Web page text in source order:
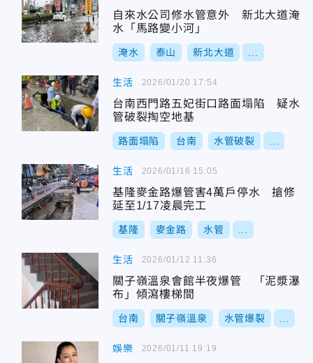
自來水公司修水管意外 新北大道淹
水「馬路變小河」
淹水 泰山 新北大道
生活
台南西門路五妃街口路面塌陷 疑水
管破裂掏空地基
路面塌陷 台南 水管破裂
2026/01/20 17:54
生活
基隆麥金路爆管害4萬戶停水 搶修
延至1/17凌晨完工
基隆 麥金路 水管
2026/01/16 15:05
生活
關子嶺溫泉會館半夜爆管 「泥漿瀑
布」傾瀉樓梯間
台南 關子嶺溫泉 水管爆裂
2026/01/12 11:36
娛樂 2026/01/11 19:19